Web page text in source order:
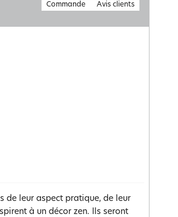
Commande Avis clients
de leur aspect pratique, de leur
à un décor zen. Ils seront